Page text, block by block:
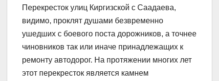
Перекресток улиц Киргизской с Саадаева,
видимо, проклят душами безвременно
ушедших с боевого поста дорожников, а точнее
чиновников так или иначе принадлежащих к
ремонту автодорог. На протяжении многих лет
этот перекресток является камнем